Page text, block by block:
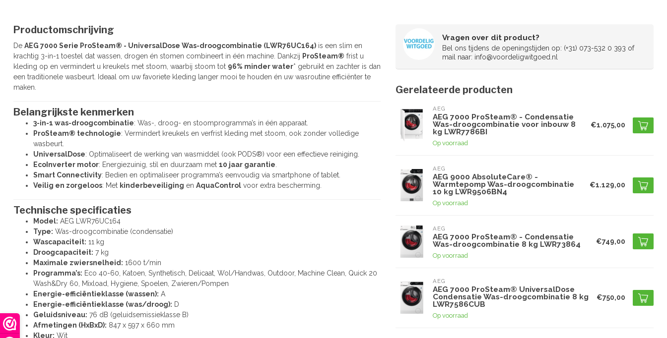
Productomschrijving
De AEG 7000 Serie ProSteam® - UniversalDose Was-droogcombinatie (LWR76UC164) is een slim en
krachtig 3-in-1 toestel dat wassen, drogen én stomen combineert in één machine. Dankzij ProSteam® frist u
kleding op en vermindert u kreukels met stoom, waarbij stoom tot 96% minder water* gebruikt en zachter is dan
een traditionele wasbeurt. Ideaal om uw favoriete kleding langer mooi te houden én uw wasroutine efficiënter te
maken.
Belangrijkste kenmerken
3-in-1 was-droogcombinatie: Was-, droog- en stoomprogramma’s in één apparaat.
ProSteam® technologie: Vermindert kreukels en verfrist kleding met stoom, ook zonder volledige
wasbeurt.
UniversalDose: Optimaliseert de werking van wasmiddel (ook PODS®) voor een effectieve reiniging.
EcoInverter motor: Energiezuinig, stil en duurzaam met 10 jaar garantie
Smart Connectivity: Bedien en optimaliseer programma’s eenvoudig via smartphone of tablet.
Veilig en zorgeloos: Met kinderbeveiliging en AquaControl voor extra bescherming.
Technische specificaties
Model: AEG LWR76UC164
Type: Was-droogcombinatie (condensatie)
Wascapaciteit: 11 kg
Droogcapaciteit: 7 kg
Maximale zwiersnelheid: 1600 t/min
Programma’s: Eco 40-60, Katoen, Synthetisch, Delicaat, Wol/Handwas, Outdoor, Machine Clean, Quick 20
Wash&Dry 60, Mixload, Hygiene, Spoelen, Zwieren/Pompen
Energie-efficiëntieklasse (wassen): A
Energie-efficiëntieklasse (was/droog): D
Geluidsniveau: 76 dB (geluidsemissieklasse B)
Afmetingen (HxBxD): 847 x 597 x 660 mm
Kleur: Wit
Vragen over dit product?
Bel ons tijdens de openingstijden op: (+31) 073-532 0 393 of
mail naar: info@voordeligwitgoed.nl
Gerelateerde producten
AEG
AEG 7000 ProSteam® - Condensatie
Was-droogcombinatie voor inbouw 8
kg LWR7786BI
Op voorraad
€1.075,00
AEG
AEG 9000 AbsoluteCare® -
Warmtepomp Was-droogcombinatie
10 kg LWR9506BN4
Op voorraad
€1.129,00
AEG
AEG 7000 ProSteam® - Condensatie
Was-droogcombinatie 8 kg LWR73864
Op voorraad
€749,00
AEG
AEG 7000 ProSteam® UniversalDose
Condensatie Was-droogcombinatie 8 kg
LWR7586CUB
Op voorraad
€750,00